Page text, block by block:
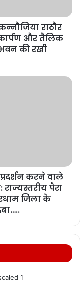
राठौर
और तैलिक
की रखी
करने वाले
पैरा
जिला के